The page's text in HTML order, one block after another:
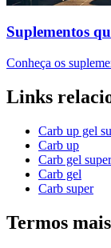
Suplementos
Conheça os
Links
Carb up gel
Carb up
Carb gel super
Carb gel
Carb super
Termos